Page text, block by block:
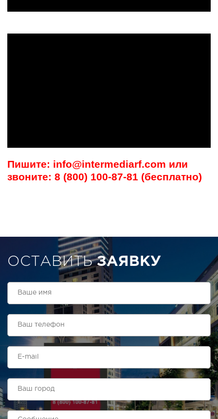
Пишите: info@intermediarf.com или
звоните: 8 (800) 100-87-81 (бесплатно)
ОСТАВИТЬЗАЯВКУ